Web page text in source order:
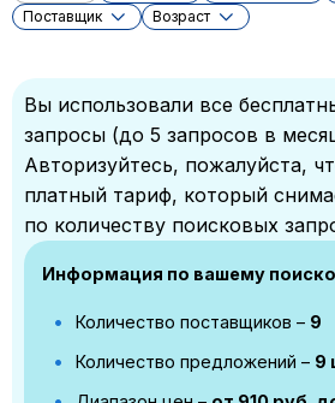
Поставщик
Возраст
Вы использовали все
запросы (до 5 запросов в
Авторизуйтесь, пожалуйста,
платный тариф, который
по количеству поисковых
Информация по вашему
Количество поставщиков – 9
Количество предложений – 9